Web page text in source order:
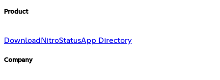
Product
Download NitroStatusApp Directory
Company